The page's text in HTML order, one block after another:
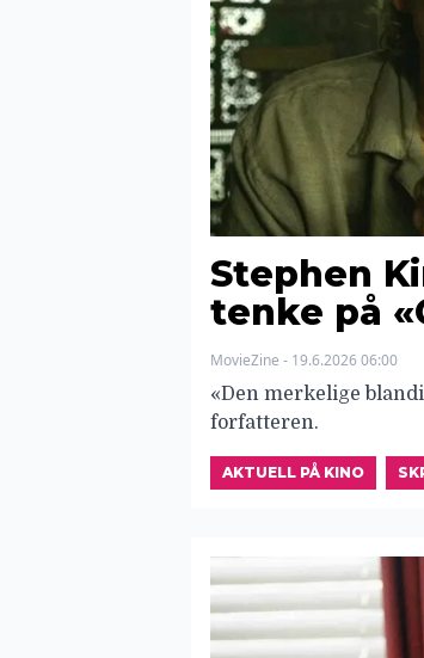
Stephen
tenke på
MovieZine - 19.6.2026 06:00
«Den merkelige
forfatteren.
AKTUELL PÅ KINO